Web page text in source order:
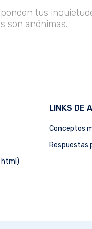
tus
son anónimas.
html)
LINKS DE
Conceptos
Respuestas